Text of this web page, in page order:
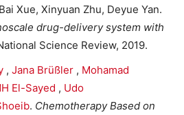
Xue, Xinyuan Zhu, Deyue Yan.
drug-delivery system with
Science Review, 2019.
, Jana Brüßler , Mohamad
El-Sayed , Udo
. Chemotherapy Based on